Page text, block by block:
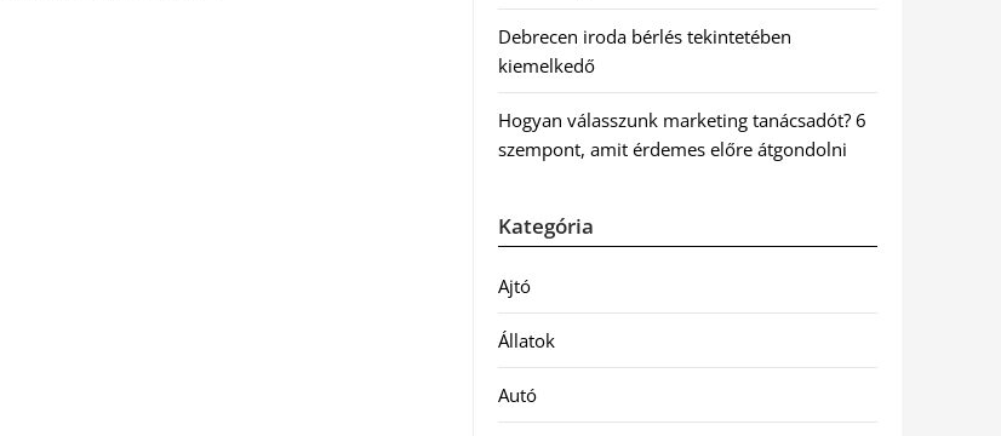
Debrecen iroda bérlés tekintetében
kiemelkedő
Hogyan válasszunk marketing tanácsadót? 6
szempont, amit érdemes előre átgondolni
Kategória
Ajtó
Állatok
Autó